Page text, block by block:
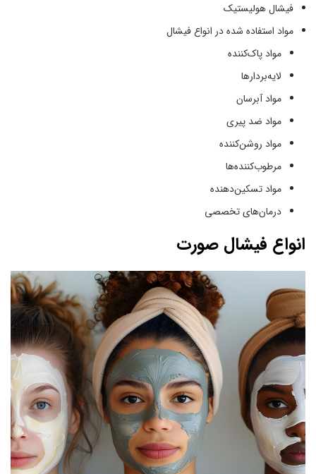
فیشال هولیستیک
مواد استفاده شده در انواع فیشال
مواد پاک‌کننده
لایه‌بردارها
مواد آبرسان
مواد ضد پیری
مواد روشن‌کننده
مرطوب‌کننده‌ها
مواد تسکین‌دهنده
درمان‌های تخصصی
انواع فیشال صورت